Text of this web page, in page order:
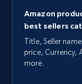
Amazon
best sellers
Title, Seller
price, Currency,
more.